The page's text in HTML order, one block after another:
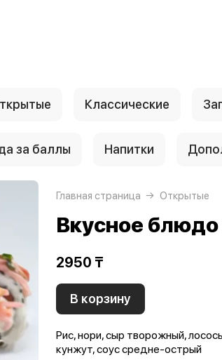
Классические
за баллы Напитки
Главная страница Открытые
Вкусное блюдо
2950 ₸
В корзину
Рис, нори, сыр творожный,
кунжут, соус средне-острый